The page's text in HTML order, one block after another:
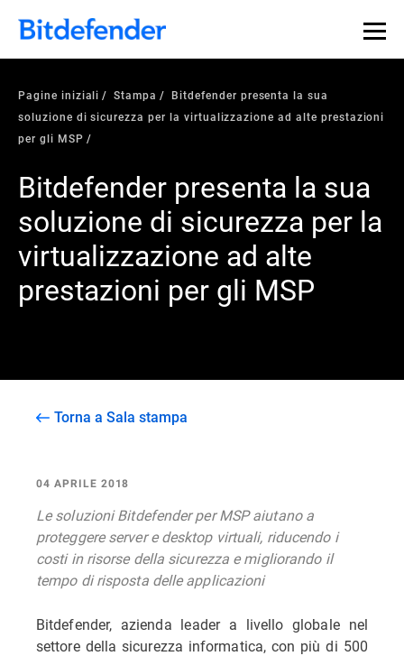
Pagine iniziali Stampa
Bitdefender presenta la sua
soluzione di sicurezza per la virtualizzazione ad alte prestazioni
per gli MSP
Bitdefender presenta la sua
soluzione di sicurezza per la
virtualizzazione ad alte
prestazioni per gli MSP
Torna a Sala stampa
04 APRILE 2018
Le soluzioni Bitdefender per MSP aiutano a
proteggere server e desktop virtuali, riducendo i
costi in risorse della sicurezza e migliorando il
tempo di risposta delle applicazioni
Bitdefender, azienda leader a livello globale nel
settore della sicurezza informatica, con più di 500